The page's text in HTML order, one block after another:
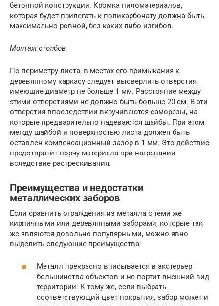
бетонной конструкции. Кромка пиломатериалов,
которая будет прилегать к поликарбонату должна быть
максимально ровной, без каких-либо изгибов.
Монтаж столбов
По периметру листа, в местах его примыкания к
деревянному каркасу следует высверлить отверстия,
имеющие диаметр не больше 1 мм. Расстояние между
этими отверстиями не должно быть больше 20 см. В эти
отверстия впоследствии вкручиваются саморезы, на
которые предварительно надеваются шайбы. При этом
между шайбой и поверхностью листа должен быть
оставлен компенсационный зазор в 1 мм. Это действие
предотвратит порчу материала при нагревании
вследствие растрескивания.
Преимущества и недостатки
металлических заборов
Если сравнить ограждения из металла с теми же
кирпичными или деревянными заборами, которые так
же являются довольно популярными, можно явно
выделить следующие преимущества:
Металл прекрасно вписывается в экстерьер
большинства объектов и не портит внешний вид
территории. К тому же, если выбрать
соответствующий цвет покрытия, забор может и